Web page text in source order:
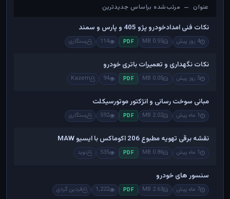
عنوان — مرتب‌شده براساس جدیدترین
عنوان — مرتب‌شده براساس جدیدترین
نکات فنی امدادخودرو پژو 405 و پارس و سمند
4 روز پیش 0.55 MB
PDF
114 رستگاری
نکات نگهداری و تعمیرات باتری خودرو
5 روز پیش 0.05 MB
PDF
94
Kazem
مبانی سوخت رسانی و انژکتور موتورسیکلت
1 ماه پیش 2.02 MB
PDF
592 رستگاری
نقشه برقی تهویه مطبوع 206 اکوماکس با ایسیو MAW
1 ماه پیش 0.86 MB
PDF
535 نوید
سنسور های خودرو
7 ماه پیش 2.63 MB
PDF
1,222 فردین گردی